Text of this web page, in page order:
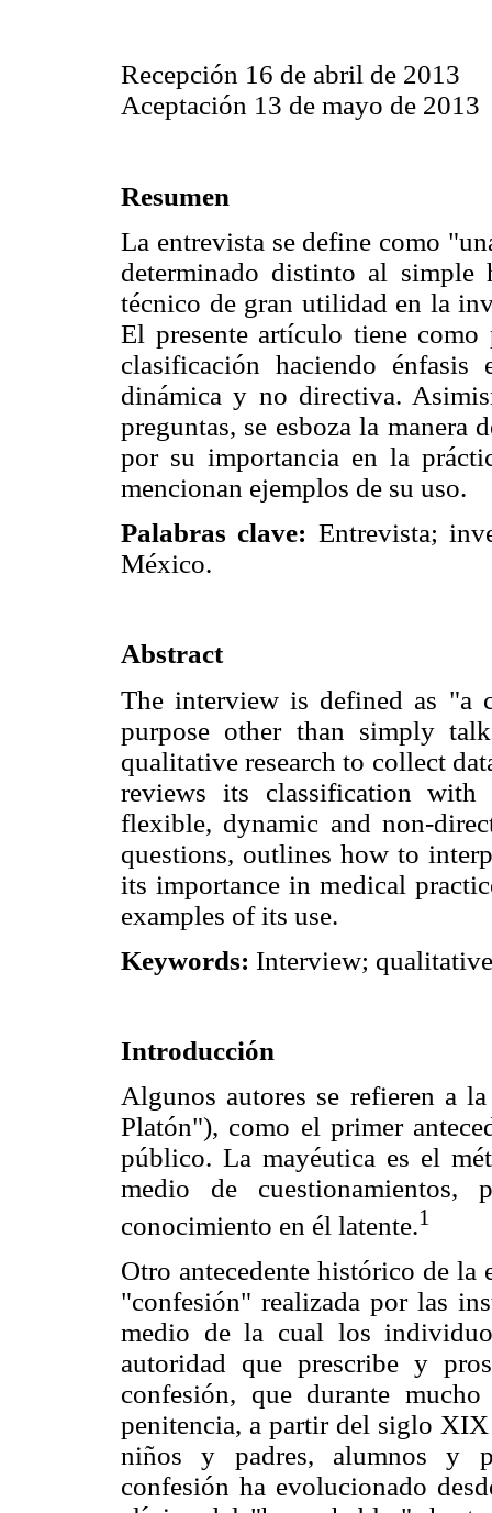
Recepción 16 de abril de 2013
Aceptación 13 de mayo de 2013
Resumen
La entrevista se define como
determinado distinto al simple
técnico de gran utilidad en la
El presente artículo tiene
clasificación haciendo
dinámica y no directiva.
preguntas, se esboza la manera
por su importancia en la
mencionan ejemplos de su uso.
Palabras clave: Entrevista;
México.
Abstract
The interview is defined as "a
purpose other than simply
qualitative research to collect
reviews its classification with
flexible, dynamic and non-
questions, outlines how to
its importance in medical
examples of its use.
Keywords: Interview;
Introducción
Algunos autores se refieren a
Platón"), como el primer
público. La mayéutica es el
medio de
conocimiento en él latente.1
Otro antecedente histórico de la
"confesión" realizada por las
medio de la cual los
autoridad que prescribe y
confesión, que durante
penitencia, a partir del siglo
niños y padres, alumnos y
confesión ha evolucionado